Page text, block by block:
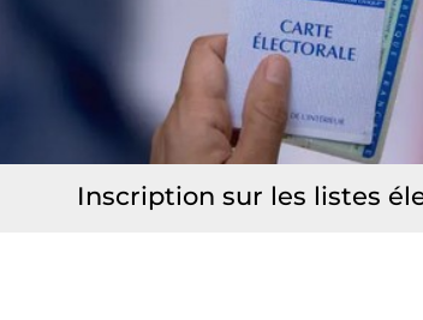
Inscription sur les listes